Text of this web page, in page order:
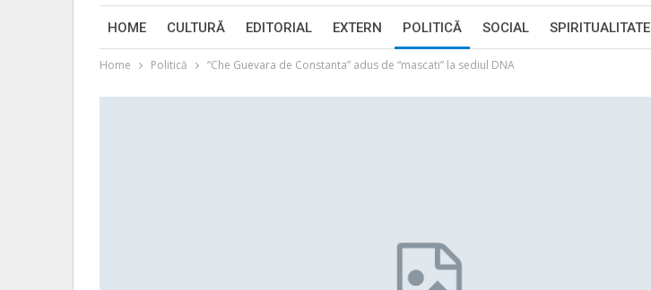
HOME CULTURĂ EDITORIAL EXTERN POLITICĂ SOCIAL SPIRITUALITATE
Home Politică “Che Guevara de Constanta” adus de “mascati” la sediul DNA